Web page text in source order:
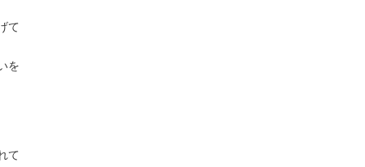
て
を
て